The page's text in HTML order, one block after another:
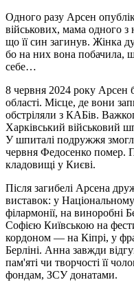
Одного разу Арсен
військових, мама одного
що її син загинув. Жінка
бо на них вона побачила,
себе…
8 червня 2024 року Арсен
області. Місце, де вони
обстріляли з КАБів.
Харківський військовий
У шпиталі подружжя
червня Федосенко помер.
кладовищі у Києві.
Після загибелі Арсена
виставок: у
філармонії, на виноробні
Софією Київською на
кордоном — на Кіпрі, у
Берліні. Анна завжди
пам'яті чи творчості її
фондам, ЗСУ донатами.